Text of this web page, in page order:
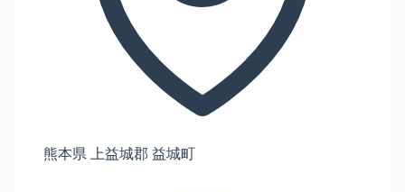
熊本県 上益城郡 益城町